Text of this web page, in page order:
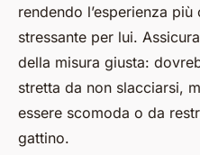
rendendo l’esperienza
stressante per lui.
della misura giusta:
stretta da non slacciarsi,
essere scomoda o da
gattino.